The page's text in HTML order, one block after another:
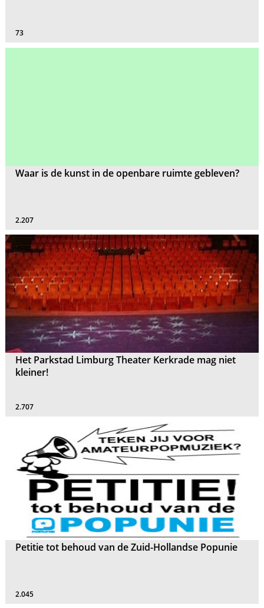
73
Waar is de kunst in de openbare ruimte gebleven?
2.207
Het Parkstad Limburg Theater Kerkrade mag niet
kleiner!
2.707
Petitie tot behoud van de Zuid-Hollandse Popunie
2.045